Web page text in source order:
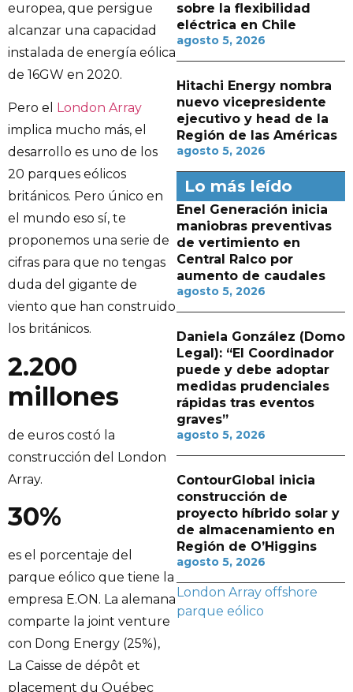
europea, que persigue
alcanzar una capacidad
instalada de energía eólica
de 16GW en 2020.
Pero el
London Array
implica mucho más, el
desarrollo es uno de los
20 parques eólicos
británicos. Pero único en
el mundo eso sí, te
proponemos una serie de
cifras para que no tengas
duda del gigante de
viento que han construido
los británicos.
2.200
millones
de euros costó la
construcción del London
Array.
30%
es el porcentaje del
parque eólico que tiene la
empresa E.ON. La alemana
comparte la joint venture
con Dong Energy (25%),
La Caisse de dépôt et
placement du Québec
sobre la flexibilidad
eléctrica en Chile
agosto 5, 2026
Hitachi Energy nombra
nuevo vicepresidente
ejecutivo y head de la
Región de las Américas
agosto 5, 2026
Lo más leído
Enel Generación inicia
maniobras preventivas
de vertimiento en
Central Ralco por
aumento de caudales
agosto 5, 2026
Daniela González (Domo
Legal): “El Coordinador
puede y debe adoptar
medidas prudenciales
rápidas tras eventos
graves”
agosto 5, 2026
ContourGlobal inicia
construcción de
proyecto híbrido solar y
de almacenamiento en
Región de O’Higgins
agosto 5, 2026
London Array offshore
parque eólico